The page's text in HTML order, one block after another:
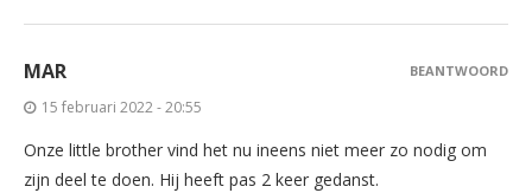
MAR
15 februari 2022 - 20:55
Onze little brother vind het nu ineens niet meer zo nodig om
zijn deel te doen. Hij heeft pas 2 keer gedanst.
BEANTWOORD